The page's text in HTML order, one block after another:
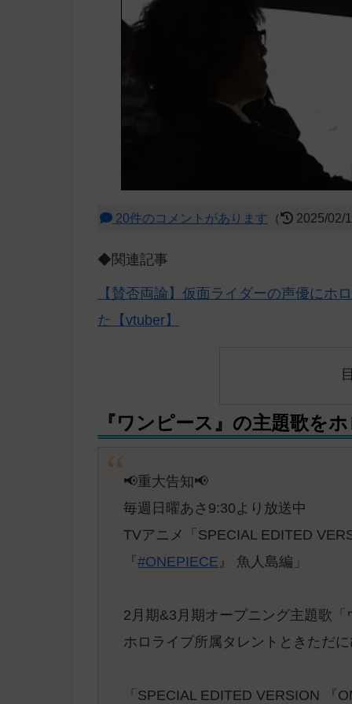
20件のコメントがあります （ 2025/02/
◆関連記事
【賛否両論】仮面ライダーの声優にホ
た【vtuber】
『ワンピース』の主題歌を
📢重大告知📢
毎週日曜あさ9:30より放送中
TVアニメ「SPECIAL EDITED
『#ONEPIECE 』 魚人島編」
2月期&3月期オープニング主題歌「
ホロライブ所属タレントときただ
「SPECIAL EDITED VERSION